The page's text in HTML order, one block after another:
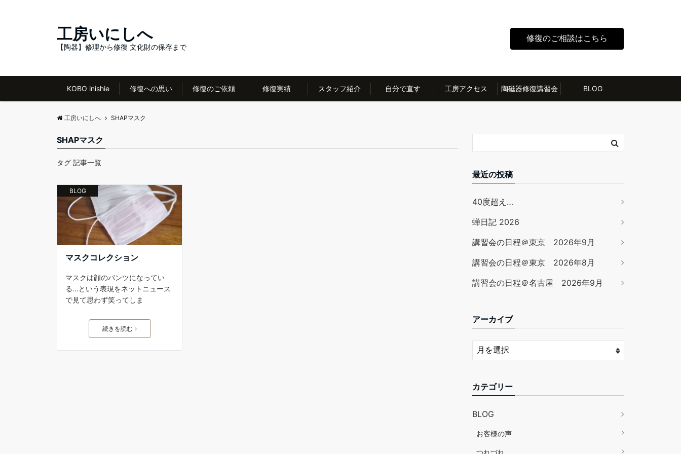
工房いにしへ
【陶器】修理から修復 文化財の保存まで
修復のご相談はこちら
KOBO inishie 修復への思い 修復のご依頼 修復実績 スタッフ紹介 自分で直す 工房アクセス 陶磁器修復講習会 BLOG
工房いにしへ SHAPマスク
SHAPマスク
タグ 記事一覧
BLOG
マスクコレクション
マスクは顔のパンツになってい
る…という表現をネットニュース
で見て思わず笑ってしま
続きを読む
最近の投稿
40度超え…
蝉日記 2026
講習会の日程＠東京 2026年9月
講習会の日程＠東京 2026年8月
講習会の日程＠名古屋 2026年9月
アーカイブ
カテゴリー
BLOG
お客様の声
つれづれ